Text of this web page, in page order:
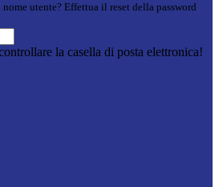
utente? Effettua il reset della password
la casella di posta elettronica!